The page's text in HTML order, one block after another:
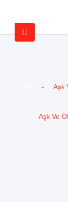
- Aşk
Aşk Ve